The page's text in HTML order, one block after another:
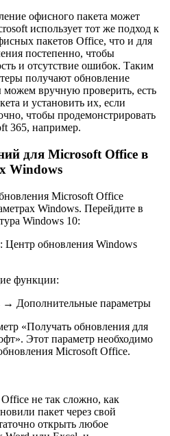
офисного пакета может
использует тот же подход к
пакетов Office, что и для
постепенно, чтобы
и отсутствие ошибок. Таким
получают обновление
вручную проверить, есть
и установить их, если
чтобы продемонстрировать
365, например.
для Microsoft Office в
Windows
Microsoft Office
Windows. Перейдите в
Windows 10:
Центр обновления Windows
функции:
→ Дополнительные параметры
«Получать обновления для
Этот параметр необходимо
Microsoft Office.
не так сложно, как
пакет через свой
открыть любое